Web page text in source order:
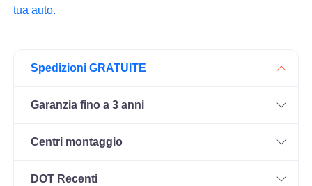
tua auto.
Spedizioni GRATUITE
Garanzia fino a 3 anni
Centri montaggio
DOT Recenti